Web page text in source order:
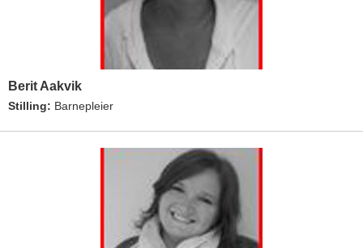
Berit Aakvik
Stilling: Barnepleier